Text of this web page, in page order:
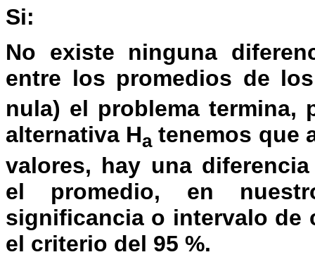
Si:
No existe ninguna
entre los promedios de
nula) el problema termina,
alternativa Ha tenemos que
valores, hay una
el promedio, en
significancia o intervalo de
el criterio del 95 %.